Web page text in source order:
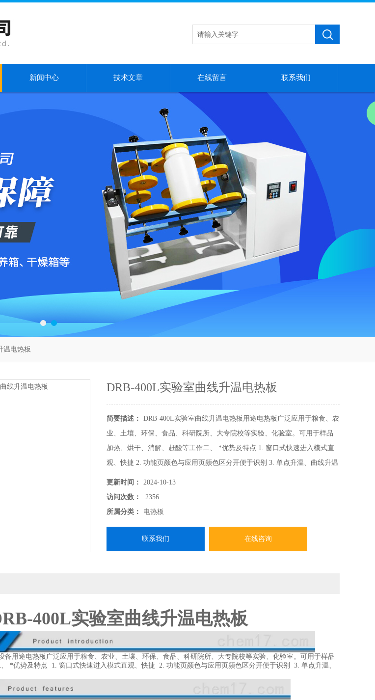
新闻中心 技术文章 在线留言 联系我们
温电热板
DRB-400L实验室曲线升温电热板
简要描述：
DRB-400L实验室曲线升温电热板用途电热板广泛应用于粮食、农
业、土壤、环保、食品、科研院所、大专院校等实验、化验室。可用于样品
加热、烘干、消解、赶酸等工作二、 *优势及特点 1. 窗口式快速进入模式直
观、快捷 2. 功能页颜色与应用页颜色区分开便于识别 3. 单点升温、曲线升温
双模式任意选用
更新时间：
2024-10-13
访问次数：
2356
所属分类：
电热板
联系我们 在线咨询
400L实验室曲线升温电热板
备用途电热板广泛应用于粮食、农业、土壤、环保、食品、科研院所、大专院校等实验、化验室。可用于样品
*优势及特点 1. 窗口式快速进入模式直观、快捷 2. 功能页颜色与应用页颜色区分开便于识别 3. 单点升温、